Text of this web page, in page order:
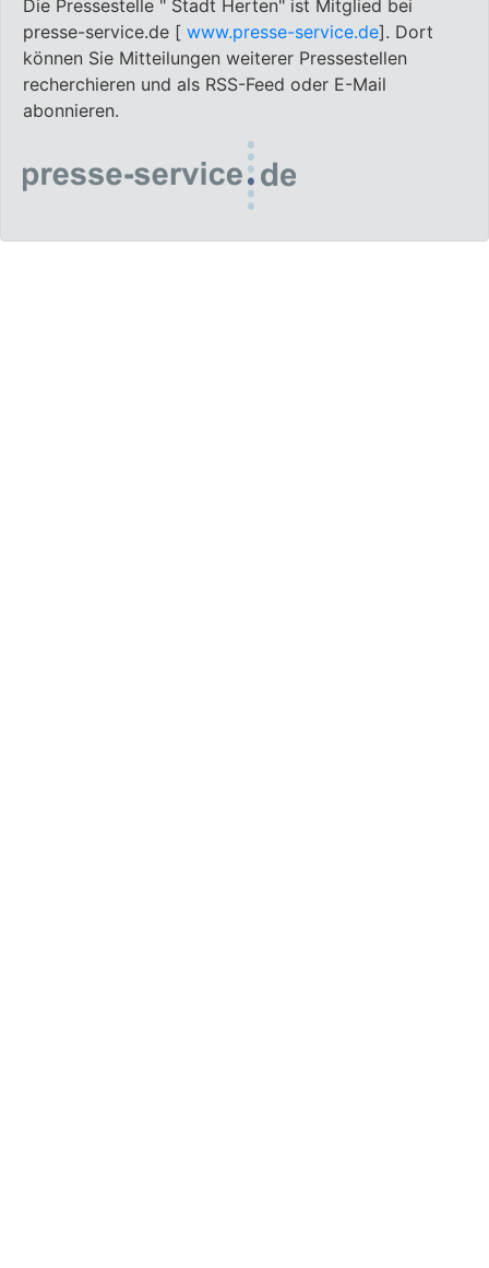
Die Pressestelle " Stadt Herten" ist Mitglied bei
presse-service.de [ www.presse-service.de]. Dort
können Sie Mitteilungen weiterer Pressestellen
recherchieren und als RSS-Feed oder E-Mail
abonnieren.